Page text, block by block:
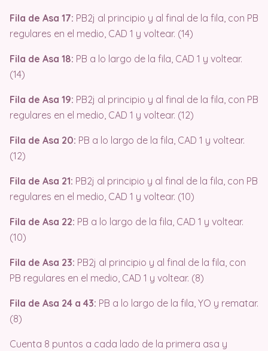
Fila de Asa 17: PB2j al principio y al final de la fila, con PB
regulares en el medio, CAD 1 y voltear. (14)
Fila de Asa 18: PB a lo largo de la fila, CAD 1 y voltear.
(14)
Fila de Asa 19: PB2j al principio y al final de la fila, con PB
regulares en el medio, CAD 1 y voltear. (12)
Fila de Asa 20: PB a lo largo de la fila, CAD 1 y voltear.
(12)
Fila de Asa 21: PB2j al principio y al final de la fila, con PB
regulares en el medio, CAD 1 y voltear. (10)
Fila de Asa 22: PB a lo largo de la fila, CAD 1 y voltear.
(10)
Fila de Asa 23: PB2j al principio y al final de la fila, con
PB regulares en el medio, CAD 1 y voltear. (8)
Fila de Asa 24 a 43: PB a lo largo de la fila, YO y rematar.
(8)
Cuenta 8 puntos a cada lado de la primera asa y